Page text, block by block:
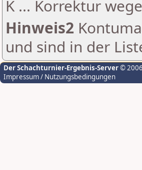
K ... Korrektur
Hinweis2
und sind in der
Der Schachturnier-Ergebnis-Server©
Impressum / Nutzungsbedingungen